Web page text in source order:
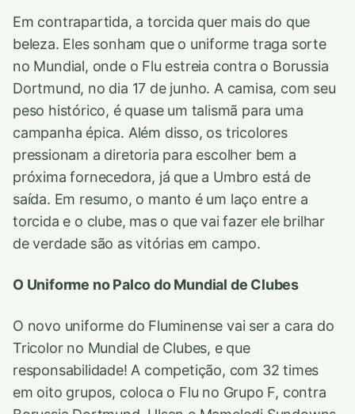
Em contrapartida, a torcida quer mais do que
beleza. Eles sonham que o uniforme traga sorte
no Mundial, onde o Flu estreia contra o Borussia
Dortmund, no dia 17 de junho. A camisa, com seu
peso histórico, é quase um talismã para uma
campanha épica. Além disso, os tricolores
pressionam a diretoria para escolher bem a
próxima fornecedora, já que a Umbro está de
saída. Em resumo, o manto é um laço entre a
torcida e o clube, mas o que vai fazer ele brilhar
de verdade são as vitórias em campo.
O Uniforme no Palco do Mundial de Clubes
O novo uniforme do Fluminense vai ser a cara do
Tricolor no Mundial de Clubes, e que
responsabilidade! A competição, com 32 times
em oito grupos, coloca o Flu no Grupo F, contra